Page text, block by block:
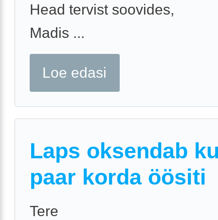
Head tervist soovides,
Madis ...
Loe edasi
Laps oksendab
paar korda öösiti
Tere